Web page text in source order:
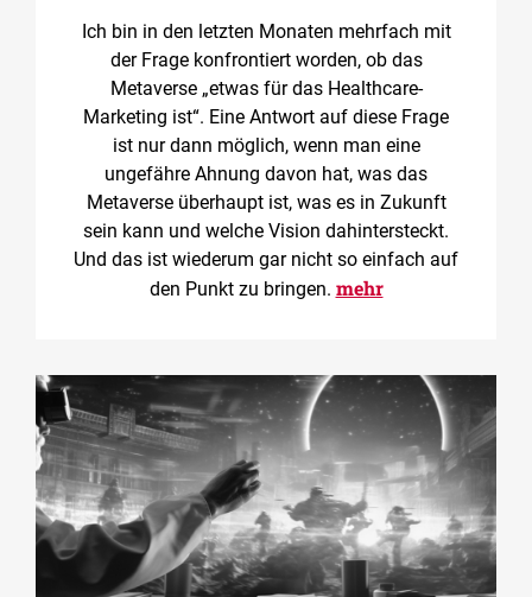
Ich bin in den letzten Monaten mehrfach mit
der Frage konfrontiert worden, ob das
Metaverse „etwas für das Healthcare-
Marketing ist“. Eine Antwort auf diese Frage
ist nur dann möglich, wenn man eine
ungefähre Ahnung davon hat, was das
Metaverse überhaupt ist, was es in Zukunft
sein kann und welche Vision dahintersteckt.
Und das ist wiederum gar nicht so einfach auf
den Punkt zu bringen. mehr